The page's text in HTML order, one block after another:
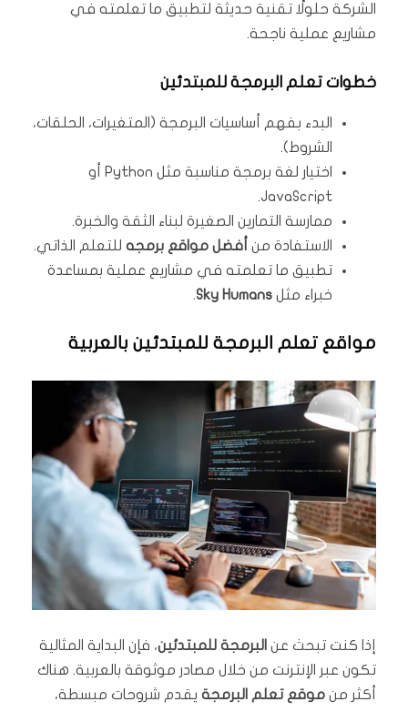
الشركة حلولًا تقنية حديثة لتطبيق ما تعلمته في
مشاريع عملية ناجحة.
خطوات تعلم البرمجة للمبتدئين
البدء بفهم أساسيات البرمجة (المتغيرات، الحلقات،
الشروط).
اختيار لغة برمجة مناسبة مثل Python أو
JavaScript.
ممارسة التمارين الصغيرة لبناء الثقة والخبرة.
الاستفادة من أفضل مواقع برمجه للتعلم الذاتي.
تطبيق ما تعلمته في مشاريع عملية بمساعدة
خبراء مثل Sky Humans
.
مواقع تعلم البرمجة للمبتدئين بالعربية
إذا كنت تبحث عن البرمجة للمبتدئين، فإن البداية المثالية
تكون عبر الإنترنت من خلال مصادر موثوقة بالعربية. هناك
أكثر من موقع تعلم البرمجة يقدم شروحات مبسطة،